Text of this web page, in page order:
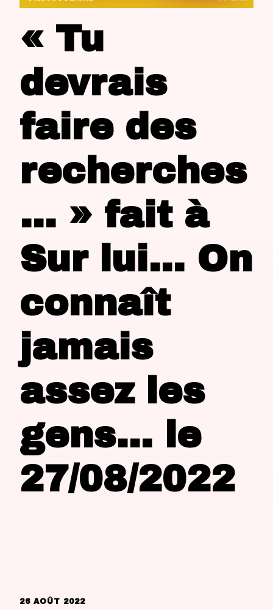
« Tu
devrais
faire des
recherches
… » fait à
Sur lui… On
connaît
jamais
assez les
gens… le
27/08/2022
26 AOÛT 2022